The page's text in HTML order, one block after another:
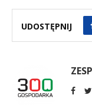
UDOSTĘPNIJ